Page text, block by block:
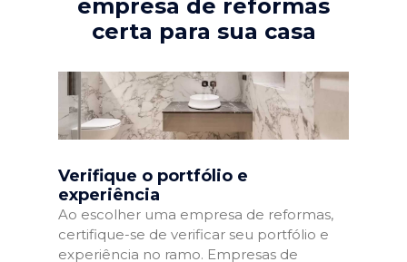
empresa de reformas
certa para sua casa
Verifique o portfólio e
experiência
Ao escolher uma empresa de reformas,
certifique-se de verificar seu portfólio e
experiência no ramo. Empresas de